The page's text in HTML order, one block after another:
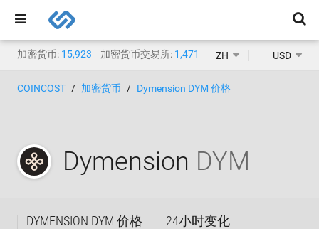
加密货币: 15,923 加密货币交易所: 1,471 ZH USD
COINCOST 加密货币 Dymension DYM 价格
Dymension DYM
DYMENSION DYM 价格 24小时变化